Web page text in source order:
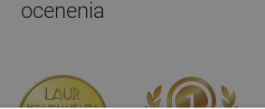
ocenenia